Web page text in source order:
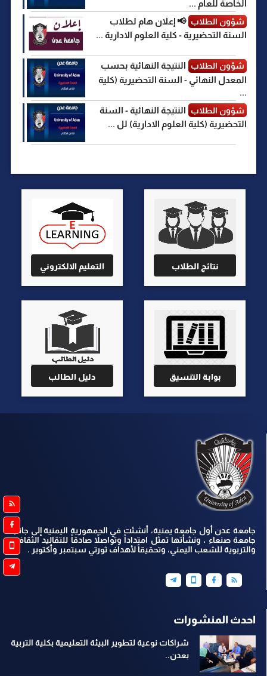
الخاصة للعام ...
شؤون الطلاب 📢 إعلان هام لطلاب
السنة التحضيرية - كلية العلوم الادارية ...
شؤون الطلاب
النتيجة النهائية بحسب
المعدل النهائي - السنة التحضيرية (كلية
...
شؤون الطلاب
النتيجة النهائية - السنة
التحضيرية (كلية العلوم الادارية) لل ...
نتائج الطلاب التعليم الالكتروني
بوابة التنسيق دليل الطالب
جامعة عدن أول جامعة يمنية، أنشئت في الجمهورية اليمنية إلى جانب
جامعة صنعاء ، ونشأتها تمثل امتداداً وتواصلاً صادقاً للتقاليد الثقافية
والتربوية للشعب اليمني، وتحقيقاً لأهداف ثورتي سبتمبر وأكتوبر .
احدث المنشورات
شراكات نوعية لتطوير البيئة التعليمية بكلية التربية
بعدن..